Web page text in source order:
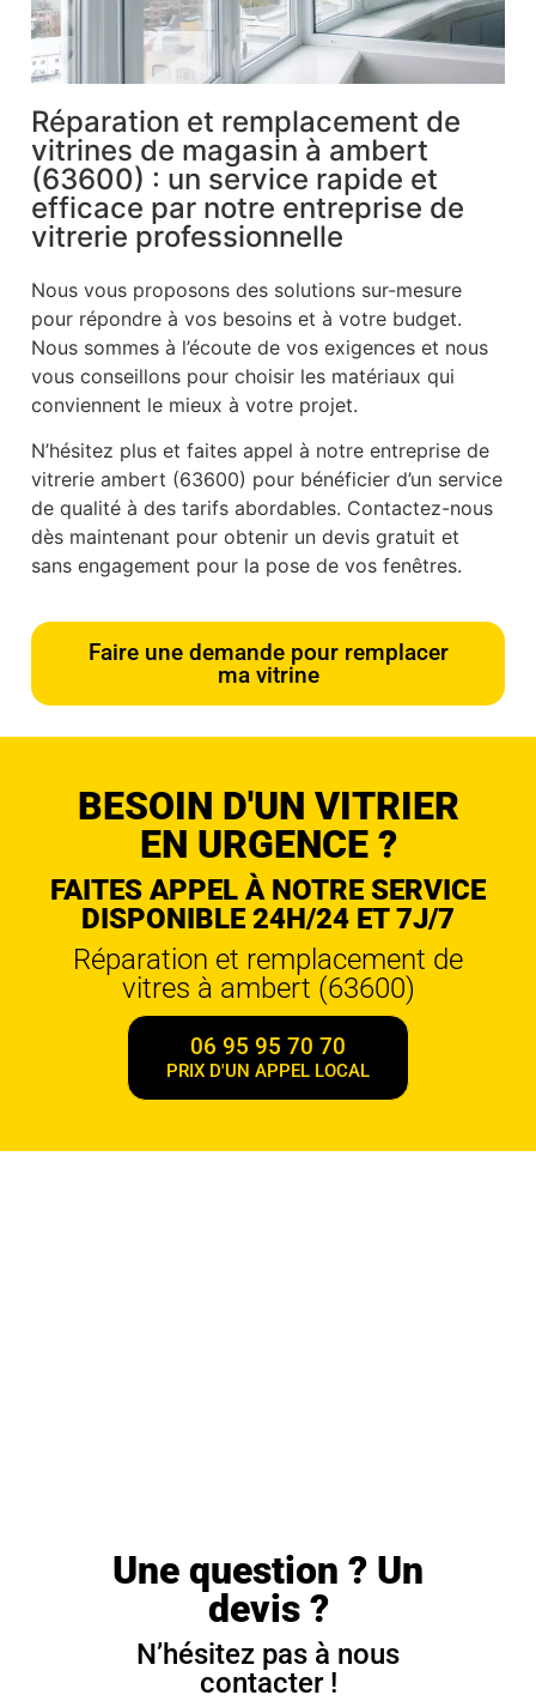
Réparation et remplacement de
vitrines de magasin à ambert
(63600) : un service rapide et
efficace par notre entreprise de
vitrerie professionnelle
Nous vous proposons des solutions sur-mesure
pour répondre à vos besoins et à votre budget.
Nous sommes à l’écoute de vos exigences et nous
vous conseillons pour choisir les matériaux qui
conviennent le mieux à votre projet.
N’hésitez plus et faites appel à notre entreprise de
vitrerie ambert (63600) pour bénéficier d’un service
de qualité à des tarifs abordables. Contactez-nous
dès maintenant pour obtenir un devis gratuit et
sans engagement pour la pose de vos fenêtres.
Faire une demande pour remplacer
ma vitrine
BESOIN D'UN VITRIER
EN URGENCE ?
FAITES APPEL À NOTRE SERVICE
DISPONIBLE 24H/24 ET 7J/7
Réparation et remplacement de
vitres à ambert (63600)
06 95 95 70 70
PRIX D'UN APPEL LOCAL
Une question ? Un
devis ?
N’hésitez pas à nous
contacter !